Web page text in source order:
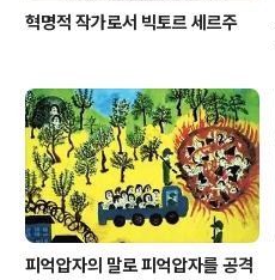
혁명적 작가로서 빅토르 세르주
피억압자의 말로 피억압자를 공격